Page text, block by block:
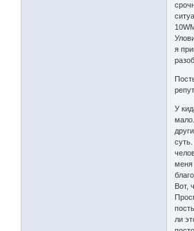
я
У
меня
Вот,
ли